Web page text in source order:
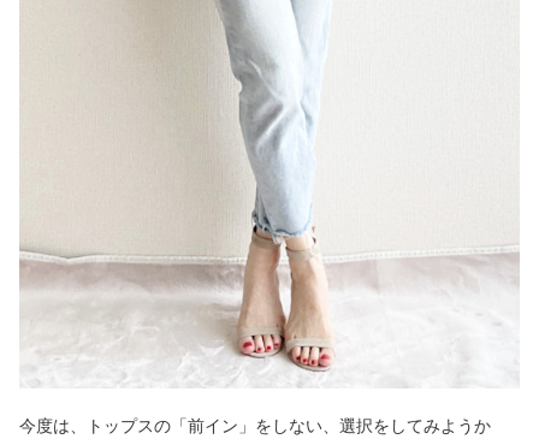
今度は、トップスの「前イン」をしない、選択をしてみようか